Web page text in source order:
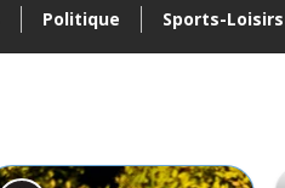
Politique Sports-Loisirs